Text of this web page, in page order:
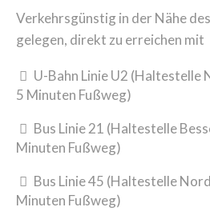
Verkehrsgünstig in der Nähe
gelegen, direkt zu erreichen mit
U-Bahn Linie U2 (Haltestelle
5 Minuten Fußweg)
Bus Linie 21 (Haltestelle
Minuten Fußweg)
Bus Linie 45 (Haltestelle
Minuten Fußweg)